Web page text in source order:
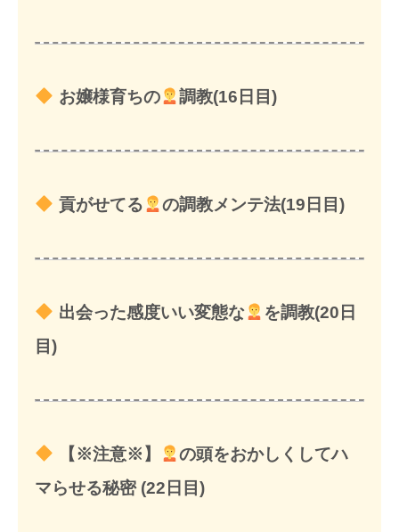
お嬢様育ちの 調教(16日目)
貢がせてる の調教メンテ法(19日目)
出会った感度いい変態な
を調教(20日
目)
【※注意※】
の頭をおかしくしてハ
マらせる秘密 (22日目)